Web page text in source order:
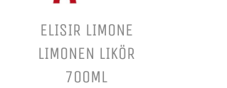
ELISIR LIMONE
LIMONEN LIKÖR
700ML